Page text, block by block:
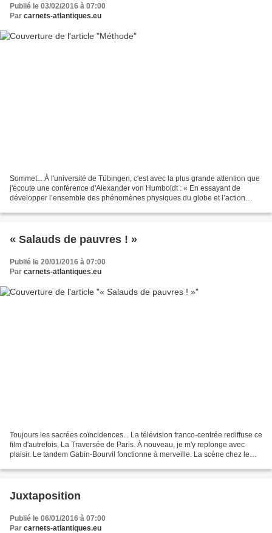
Publié le 03/02/2016 à 07:00
Par carnets-atlantiques.eu
Sommet... À l'université de Tübingen, c'est avec la plus grande attention que
j'écoute une conférence d'Alexander von Humboldt : « En essayant de
développer l’ensemble des phénomènes physiques du globe et l’action
« Salauds de pauvres ! »
Publié le 20/01/2016 à 07:00
Par carnets-atlantiques.eu
Toujours les sacrées coïncidences... La télévision franco-centrée rediffuse ce
film d'autrefois, La Traversée de Paris. À nouveau, je m'y replonge avec
plaisir. Le tandem Gabin-Bourvil fonctionne à merveille. La scène chez le
Juxtaposition
Publié le 06/01/2016 à 07:00
Par carnets-atlantiques.eu